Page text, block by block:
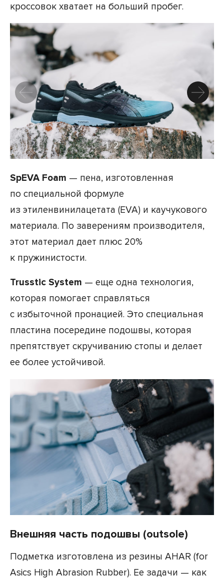
кроссовок хватает на больший пробег.
1/2
SpEVA Foam — пена, изготовленная
по специальной формуле
из этиленвинилацетата (EVA) и каучукового
материала. По заверениям производителя,
этот материал дает плюс 20%
к пружинистости.
Trusstic System — еще одна технология,
которая помогает справляться
с избыточной пронацией. Это специальная
пластина посередине подошвы, которая
препятствует скручиванию стопы и делает
ее более устойчивой.
Внешняя часть подошвы (outsole)
Подметка изготовлена из резины AHAR (for
Asics High Abrasion Rubber). Ее задачи — как